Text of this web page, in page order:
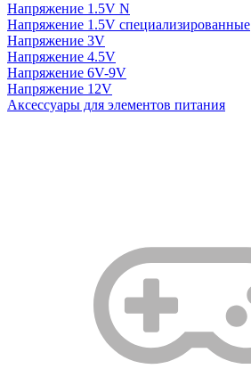
Напряжение 1.5V N
Напряжение 1.5V специализированные
Напряжение 3V
Напряжение 4.5V
Напряжение 6V-9V
Напряжение 12V
Аксессуары для элементов питания